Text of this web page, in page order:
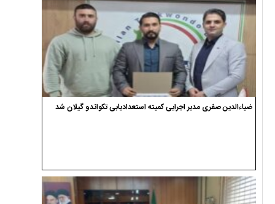
ضیاءالدین صفری مدیر اجرایی کمیته استعدادیابی تکواندو گیلان شد